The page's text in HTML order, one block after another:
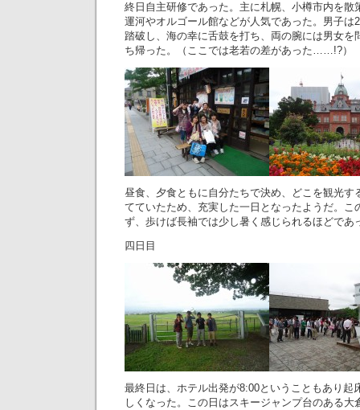
終日自主研修であった。主に札幌、小樽市内を散
運河やオルゴール館などが人気であった。男子は
踏破し、海の幸に舌鼓を打ち、両の腕には男女を
ち帰った。（ここでは老若の差があった……!?）
昼食、夕食ともに自分たちで決め、どこを観光す
てていたため、充実した一日となったようだ。こ
ず、歩けば長袖では少し暑く感じられるほどであ
四日目
最終日は、ホテル出発が8:00ということもあり起
しくなった。この日はスキージャンプ台のある大